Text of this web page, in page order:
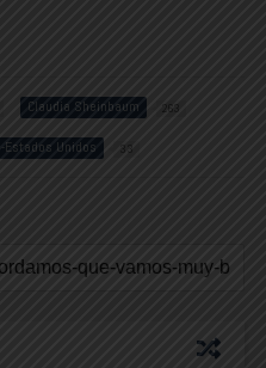
Claudia Sheinbaum 263
Estados Unidos 33